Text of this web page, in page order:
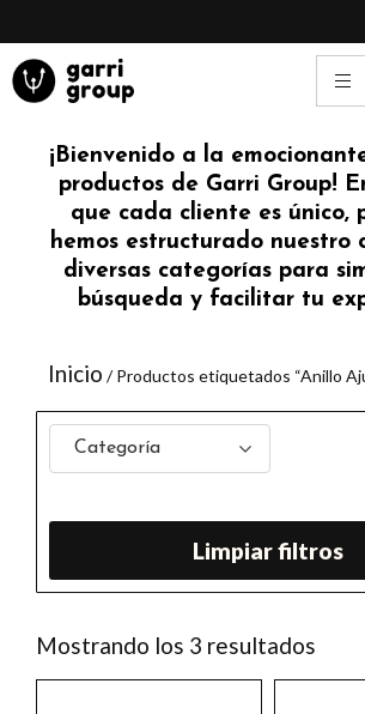
contenido
¡Bienvenido a la
productos de Garri Group!
que cada cliente es único,
hemos estructurado nuestro
diversas categorías para
búsqueda y facilitar tu
Inicio / Productos etiquetados “Anillo
Categoría
Limpiar filtros
Mostrando los 3 resultados
los